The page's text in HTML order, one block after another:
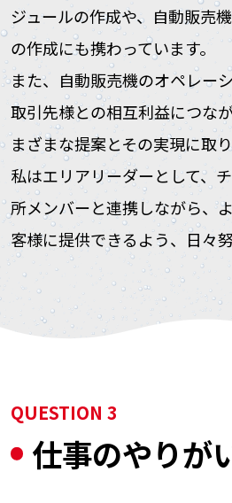
ジュールの作成や、自動販売
の作成にも携わっています。
また、自動販売機のオペレー
取引先様との相互利益につな
まざまな提案とその実現に取
私はエリアリーダーとして、
所メンバーと連携しながら、
客様に提供できるよう、日々努
QUESTION 3
仕事のやりが